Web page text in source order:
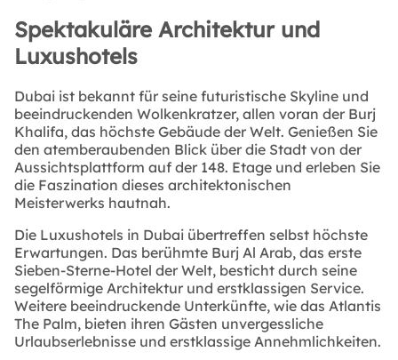
Spektakuläre Architektur und
Luxushotels
Dubai ist bekannt für seine futuristische Skyline und
beeindruckenden Wolkenkratzer, allen voran der Burj
Khalifa, das höchste Gebäude der Welt. Genießen Sie
den atemberaubenden Blick über die Stadt von der
Aussichtsplattform auf der 148. Etage und erleben Sie
die Faszination dieses architektonischen
Meisterwerks hautnah.
Die Luxushotels in Dubai übertreffen selbst höchste
Erwartungen. Das berühmte Burj Al Arab, das erste
Sieben-Sterne-Hotel der Welt, besticht durch seine
segelförmige Architektur und erstklassigen Service.
Weitere beeindruckende Unterkünfte, wie das Atlantis
The Palm, bieten ihren Gästen unvergessliche
Urlaubserlebnisse und erstklassige Annehmlichkeiten.